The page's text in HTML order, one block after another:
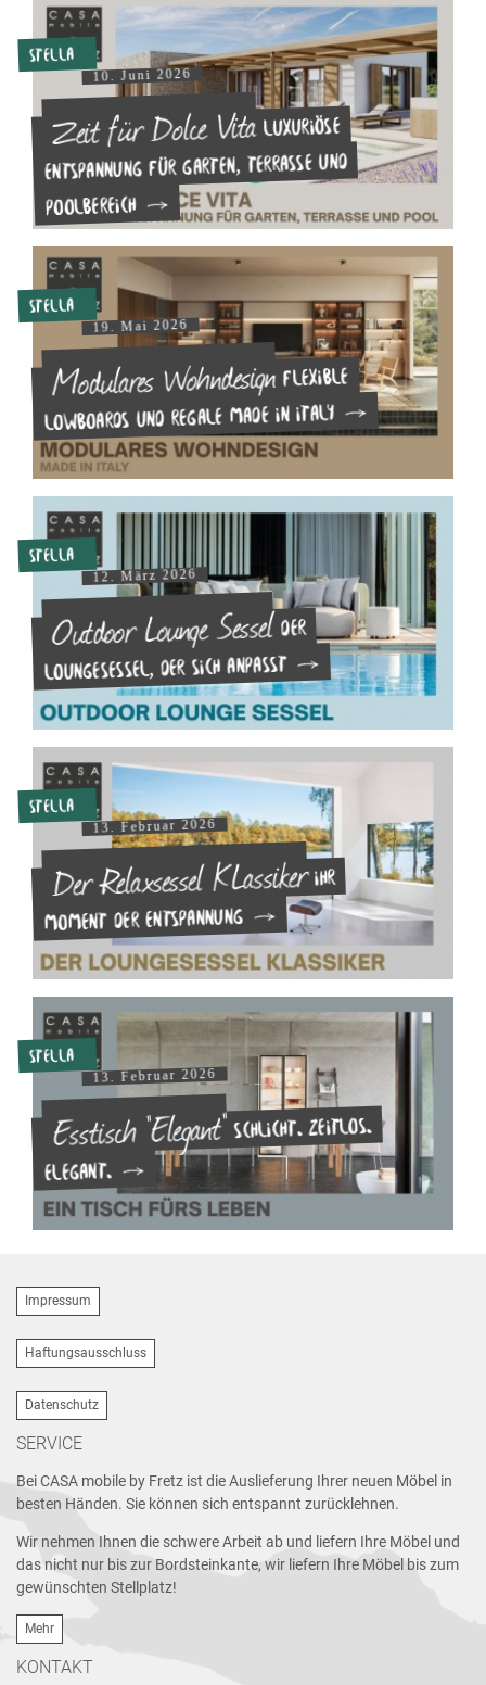
Stella
10. Juni 2026
Zeit für Dolce VitaLuxuriöse
Entspannung für Garten, Terrasse und
Poolbereich
Stella
19. Mai 2026
Modulares WohndesignFlexible
Lowboards und Regale made in Italy
Stella
12. März 2026
Outdoor Lounge SesselDer
Loungesessel, der sich anpasst
Stella
13. Februar 2026
Der Relaxsessel KLassikerIhr
Moment der Entspannung
Stella
13. Februar 2026
Esstisch "Elegant"Schlicht. Zeitlos.
Elegant.
Impressum
Haftungsausschluss
Datenschutz
SERVICE
Bei CASA mobile by Fretz ist die Auslieferung Ihrer neuen Möbel in
besten Händen. Sie können sich entspannt zurücklehnen.
Wir nehmen Ihnen die schwere Arbeit ab und liefern Ihre Möbel und
das nicht nur bis zur Bordsteinkante, wir liefern Ihre Möbel bis zum
gewünschten Stellplatz!
Mehr
KONTAKT